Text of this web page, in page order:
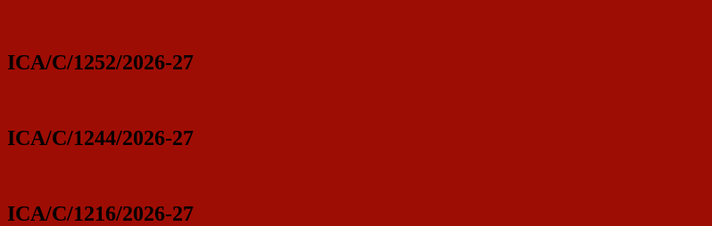
ICA/C/1252/2026-27
ICA/C/1244/2026-27
ICA/C/1216/2026-27